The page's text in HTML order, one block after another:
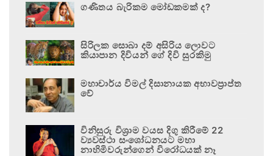
ගණිතය බැරිකම මෝඩකමක් ද?
සිරිලක සොබා දම් අසිරිය ලොවට
කියාපාන දිවියන් ගේ දිවි සුරකිමු
මහාචාර්ය විමල් දිසානායක අභාවප්‍රාප්ත
වේ
විනිසුරු විශ්‍රාම වයස දිගු කිරීමේ 22
ව්‍යවස්ථා සංශෝධනයට මහා
නාහිමිවරුන්ගෙන් විරෝධයක් නෑ